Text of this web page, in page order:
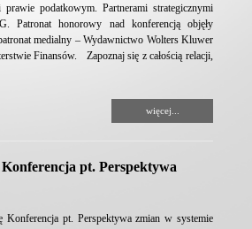
podatkowym. Partnerami strategicznymi
Patronat honorowy nad konferencją objęły
medialny – Wydawnictwo Wolters Kluwer
Finansów. Zapoznaj się z całością relacji,
więcej...
pt. Perspektywa
pt. Perspektywa zmian w systemie